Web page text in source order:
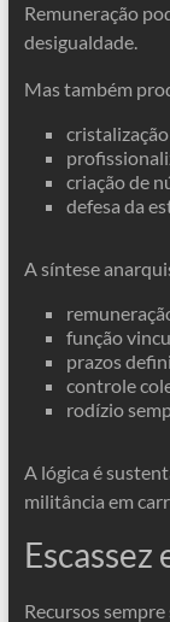
Remuneração
desigualdade.
Mas também
criação de
defesa da
A síntese
função
prazos
controle
rodízio
A lógica é
militância em
Recursos